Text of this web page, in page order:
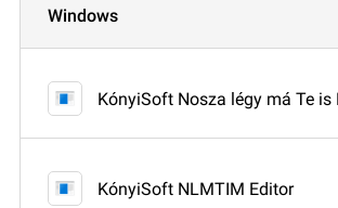
Windows
KónyiSoft Nosza légy má Te is
KónyiSoft NLMTIM Editor